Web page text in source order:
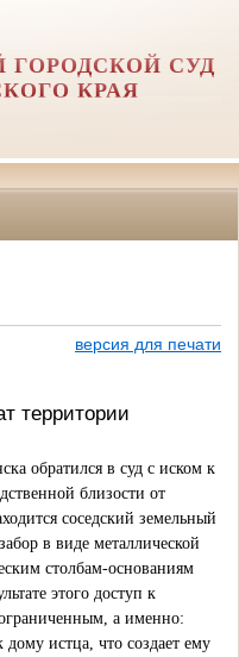
ГОРОДСКОЙ СУД
КРАЯ
версия для печати
территории
обратился в суд с иском к
близости от
соседский земельный
в виде металлической
столбам-основаниям
этого доступ к
а именно:
дому истца, что создает ему